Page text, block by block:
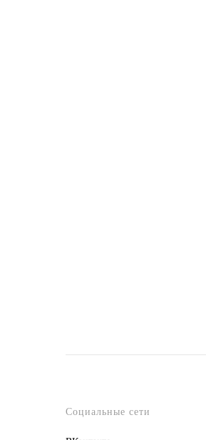
Социальные сети